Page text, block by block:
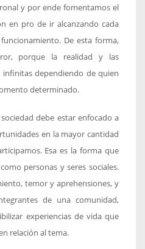
y por ende fomentamos el
en pro de ir alcanzando cada
De esta forma,
porque la realidad y las
infinitas dependiendo de quien
determinado.
debe estar enfocado a
en la mayor cantidad
Esa es la forma que
personas y seres sociales.
temor y aprehensiones, y
de una comunidad,
experiencias de vida que
relación al tema.